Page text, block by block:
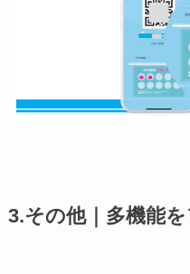
3.その他｜多機能を